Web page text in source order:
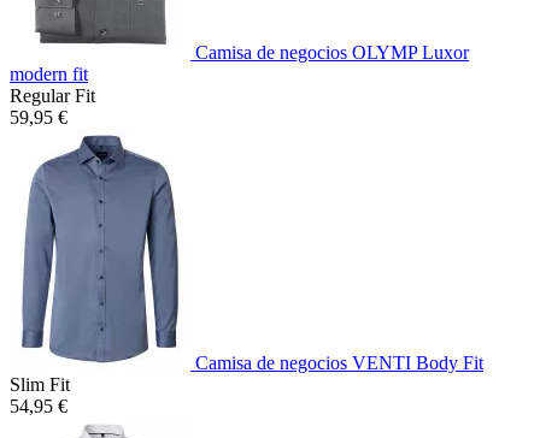
Camisa de negocios OLYMP Luxor
modern fit
Regular Fit
59,95 €
Camisa de negocios VENTI Body Fit
Slim Fit
54,95 €